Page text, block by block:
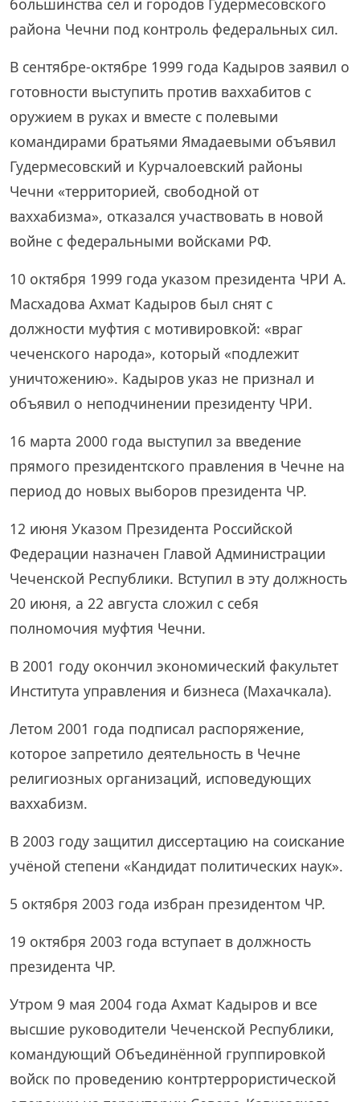
большинства сел и городов Гудермесовского
района Чечни под контроль федеральных сил.
В сентябре-октябре 1999 года Кадыров заявил о
готовности выступить против ваххабитов с
оружием в руках и вместе с полевыми
командирами братьями Ямадаевыми объявил
Гудермесовский и Курчалоевский районы
Чечни «территорией, свободной от
ваххабизма», отказался участвовать в новой
войне с федеральными войсками РФ.
10 октября 1999 года указом президента ЧРИ А.
Масхадова Ахмат Кадыров был снят с
должности муфтия с мотивировкой: «враг
чеченского народа», который «подлежит
уничтожению». Кадыров указ не признал и
объявил о неподчинении президенту ЧРИ.
16 марта 2000 года выступил за введение
прямого президентского правления в Чечне на
период до новых выборов президента ЧР.
12 июня Указом Президента Российской
Федерации назначен Главой Администрации
Чеченской Республики. Вступил в эту должность
20 июня, а 22 августа сложил с себя
полномочия муфтия Чечни.
В 2001 году окончил экономический факультет
Института управления и бизнеса (Махачкала).
Летом 2001 года подписал распоряжение,
которое запретило деятельность в Чечне
религиозных организаций, исповедующих
ваххабизм.
В 2003 году защитил диссертацию на соискание
учёной степени «Кандидат политических наук».
5 октября 2003 года избран президентом ЧР.
19 октября 2003 года вступает в должность
президента ЧР.
Утром 9 мая 2004 года Ахмат Кадыров и все
высшие руководители Чеченской Республики,
командующий Объединённой группировкой
войск по проведению контртеррористической